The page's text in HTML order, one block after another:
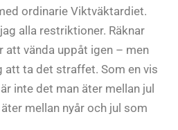
ordinarie Viktväktardiet.
alla restriktioner. Räknar
att vända uppåt igen – men
att ta det straffet. Som en vis
inte det man äter mellan jul
mellan nyår och jul som